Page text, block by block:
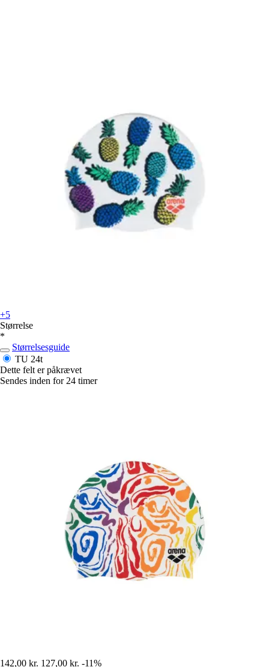
+5
Størrelse
*
Størrelsesguide
TU 24t
Dette felt er påkrævet
Sendes inden for 24 timer
142,00 kr. 127,00 kr. -11%